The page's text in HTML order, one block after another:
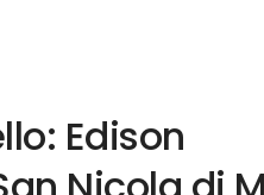
Edison